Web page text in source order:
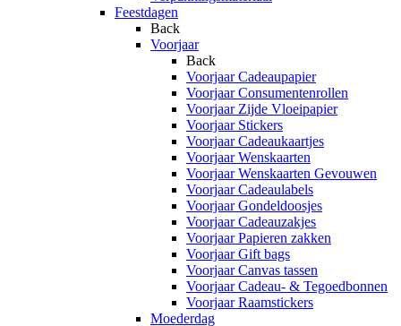
Feestdagen
Back
Voorjaar
Back
Voorjaar Cadeaupapier
Voorjaar Consumentenrollen
Voorjaar Zijde Vloeipapier
Voorjaar Stickers
Voorjaar Cadeaukaartjes
Voorjaar Wenskaarten
Voorjaar Wenskaarten Gevouwen
Voorjaar Cadeaulabels
Voorjaar Gondeldoosjes
Voorjaar Cadeauzakjes
Voorjaar Papieren zakken
Voorjaar Gift bags
Voorjaar Canvas tassen
Voorjaar Cadeau- & Tegoedbonnen
Voorjaar Raamstickers
Moederdag